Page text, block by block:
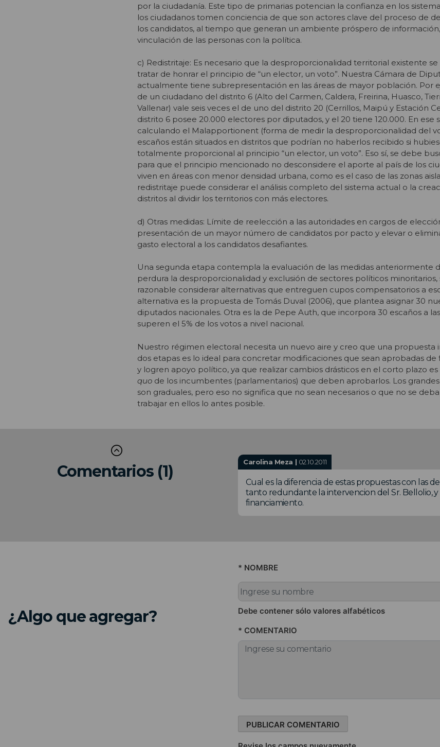
por la ciudadanía. Este tipo de primarias potencian la confianza en los
los ciudadanos tomen conciencia de que son actores clave del proceso de
los candidatos, al tiempo que generan un ambiente próspero de
vinculación de las personas con la política.
c) Redistritaje: Es necesario que la desproporcionalidad territorial existente se
tratar de honrar el principio de “un elector, un voto”. Nuestra Cámara de
actualmente tiene subrepresentación en las áreas de mayor población. Por
de un ciudadano del distrito 6 (Alto del Carmen, Caldera, Freirina, Huasco,
Vallenar) vale seis veces el de uno del distrito 20 (Cerrillos, Maipú y Estación
distrito 6 posee 20.000 electores por diputados, y el 20 tiene 120.000. En ese
calculando el Malapportionent (forma de medir la desproporcionalidad del
escaños están situados en distritos que podrían no haberlos recibido si
totalmente proporcional al principio “un elector, un voto”. Eso sí, se debe
para que el principio mencionado no desconsidere el aporte al país de los
viven en áreas con menor densidad urbana, como es el caso de las zonas
redistritaje puede considerar el análisis completo del sistema actual o la
distritos al dividir los territorios con más electores.
d) Otras medidas: Límite de reelección a las autoridades en cargos de
presentación de un mayor número de candidatos por pacto y elevar o
gasto electoral a los candidatos desafiantes.
Una segunda etapa contempla la evaluación de las medidas anteriormente
perdura la desproporcionalidad y exclusión de sectores políticos
razonable considerar alternativas que entreguen cupos compensatorios a
alternativa es la propuesta de Tomás Duval (2006), que plantea asignar 30
diputados nacionales. Otra es la de Pepe Auth, que incorpora 30 escaños a
superen el 5% de los votos a nivel nacional.
Nuestro régimen electoral necesita un nuevo aire y creo que una propuesta
dos etapas es lo ideal para concretar modificaciones que sean aprobadas de
y logren apoyo político, ya que realizar cambios drásticos en el corto plazo
quo de los incumbentes (parlamentarios) que deben aprobarlos. Los
son graduales, pero eso no significa que no sean necesarios o que no se
trabajar en ellos lo antes posible.
Comentarios (1) Carolina Meza | 02.10.2011
Cual es la diferencia de estas propuestas con las
tanto redundante la intervencion del Sr. Bellolio,
financiamiento.
¿Algo que agregar?
* NOMBRE
Debe contener sólo valores alfabéticos
* COMENTARIO